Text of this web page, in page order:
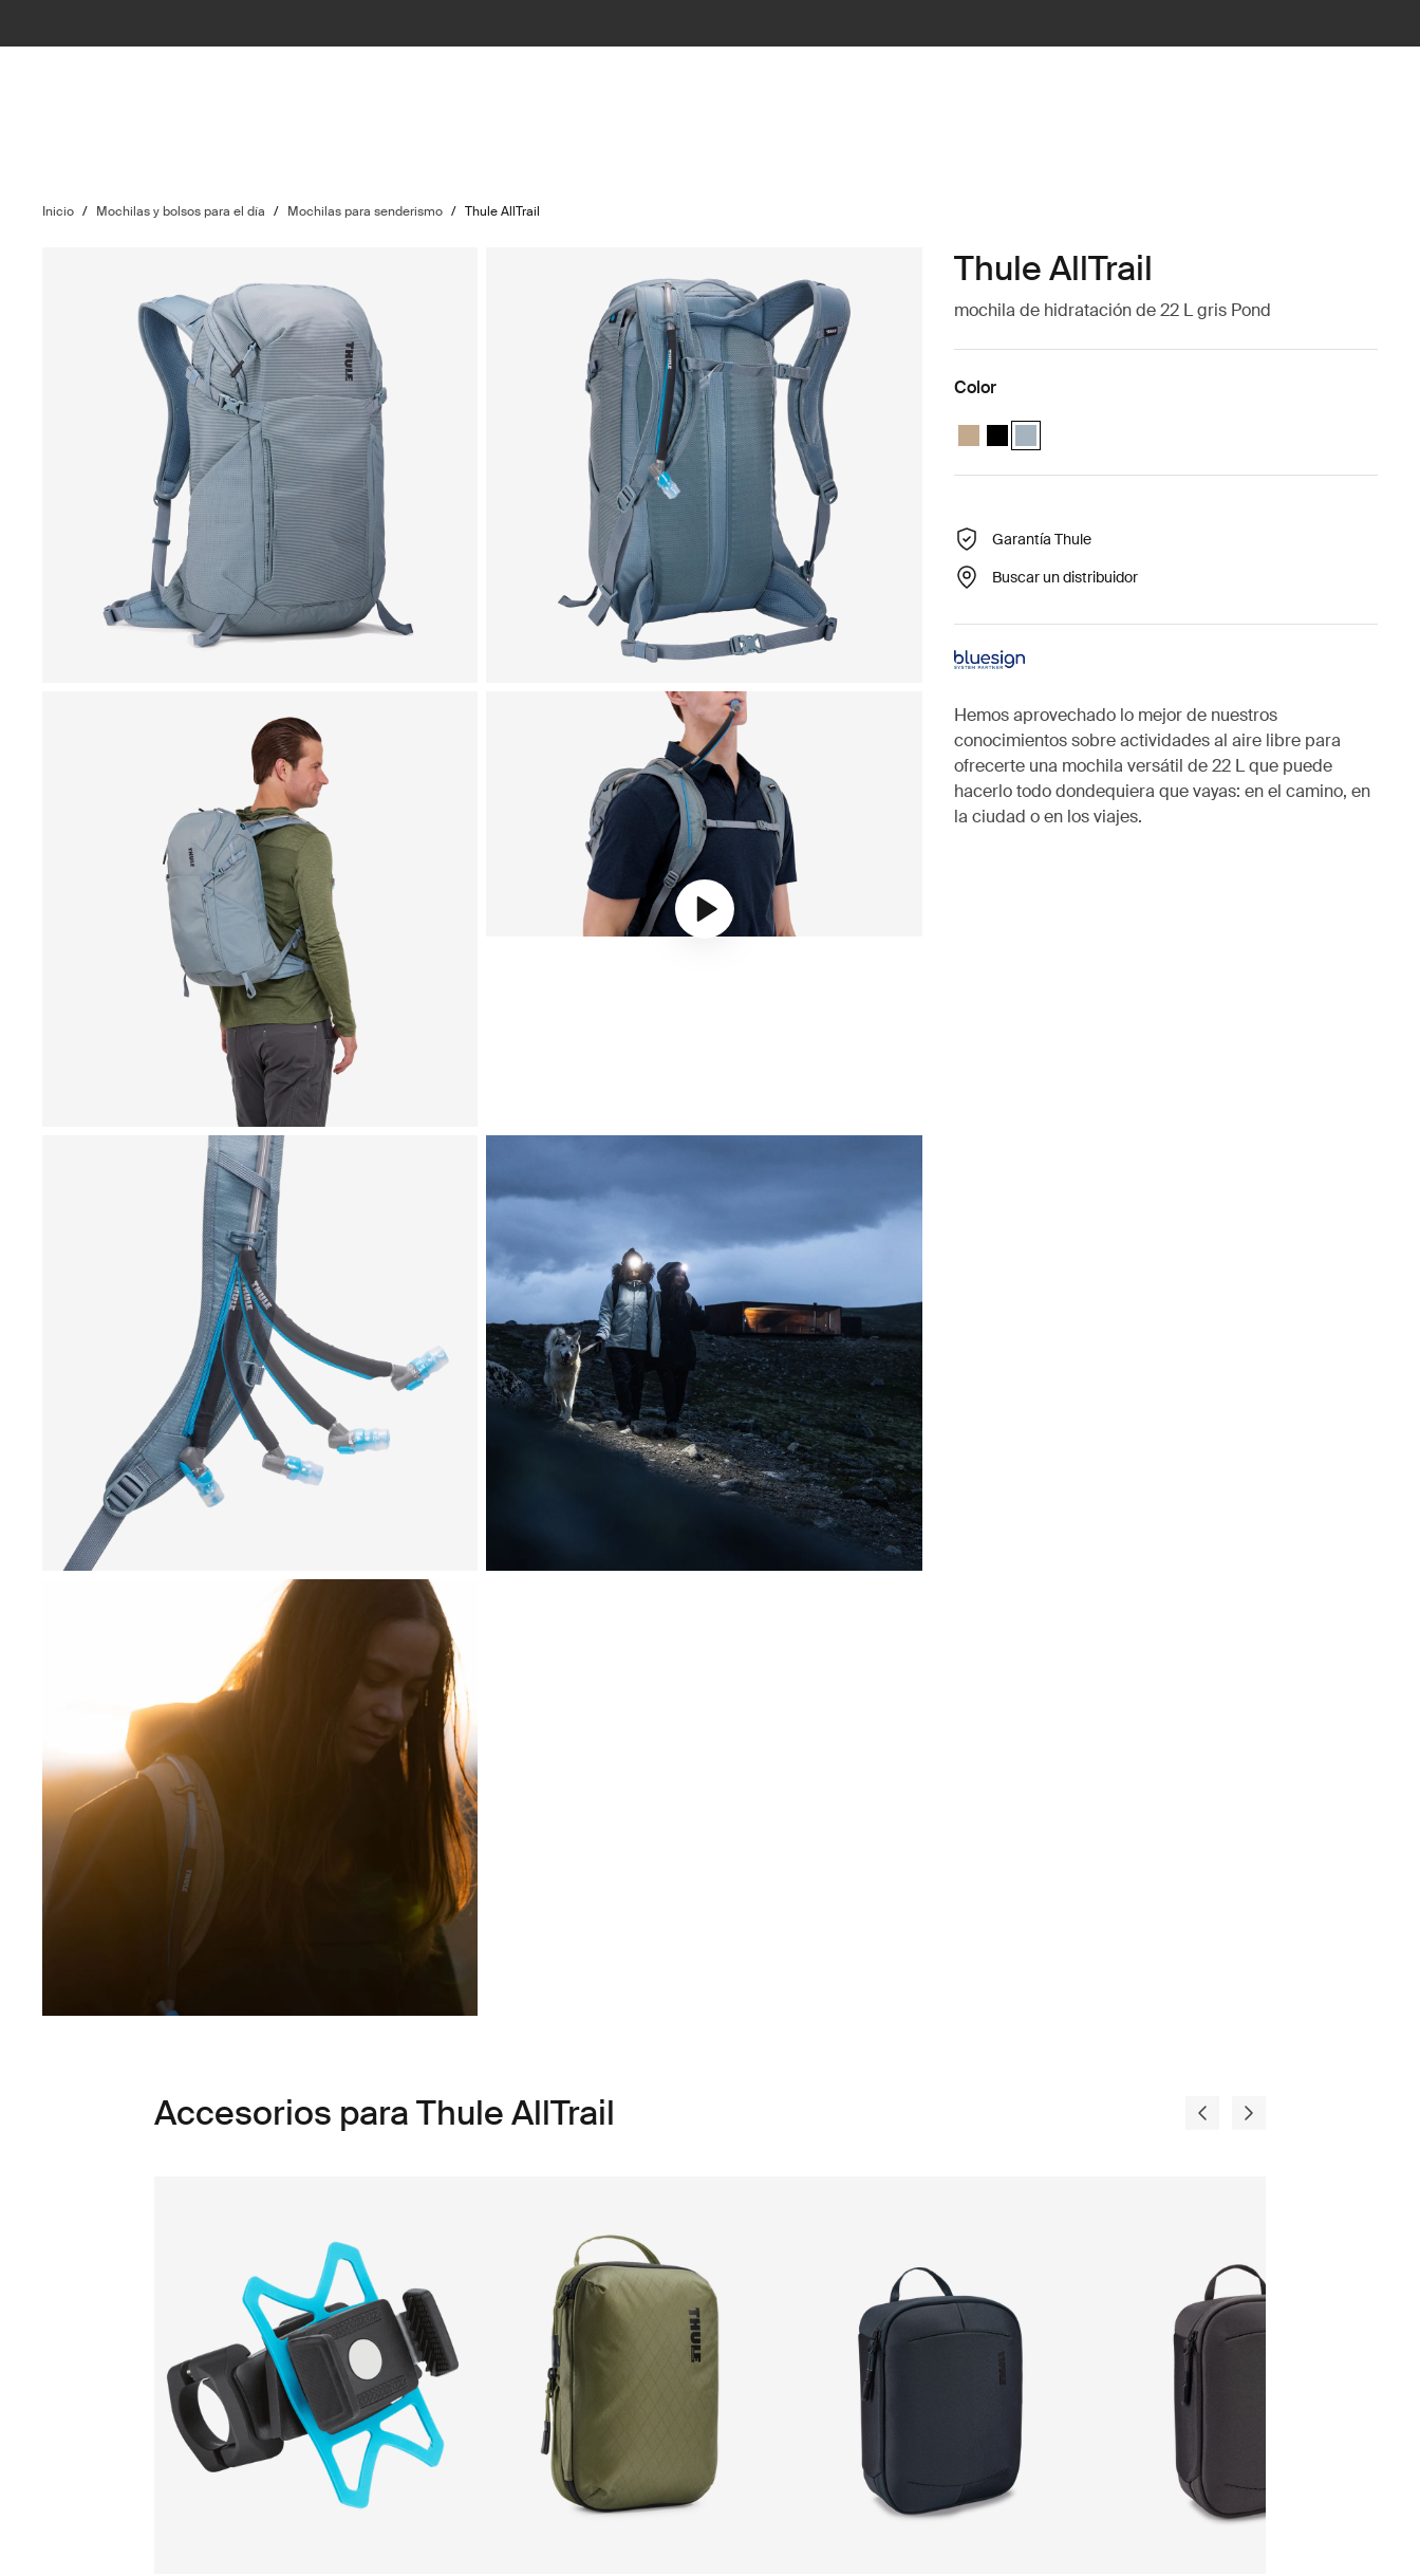
Inicio / Mochilas y bolsos para el día / Mochilas para senderismo / Thule AllTrail
Play video
Thule AllTrail
mochila de hidratación de 22 L gris Pond
Color
Thule AllTrail Daypack 22L Caqui claro
Thule AllTrail Daypack 22L Negro
Thule AllTrail Daypack 22L Azul de estanque (selected)
Garantía Thule
Buscar un distribuidor
Hemos aprovechado lo mejor de nuestros
conocimientos sobre actividades al aire libre para
ofrecerte una mochila versátil de 22 L que puede
hacerlo todo dondequiera que vayas: en el camino, en
la ciudad o en los viajes.
Accesorios para Thule AllTrail